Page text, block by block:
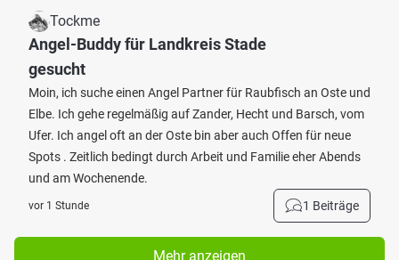
Tockme
Angel-Buddy für Landkreis Stade
gesucht
Moin, ich suche einen Angel Partner für Raubfisch an Oste und
Elbe. Ich gehe regelmäßig auf Zander, Hecht und Barsch, vom
Ufer. Ich angel oft an der Oste bin aber auch Offen für neue
Spots . Zeitlich bedingt durch Arbeit und Familie eher Abends
und am Wochenende.
vor 1 Stunde 1 Beiträge
Mehr anzeigen